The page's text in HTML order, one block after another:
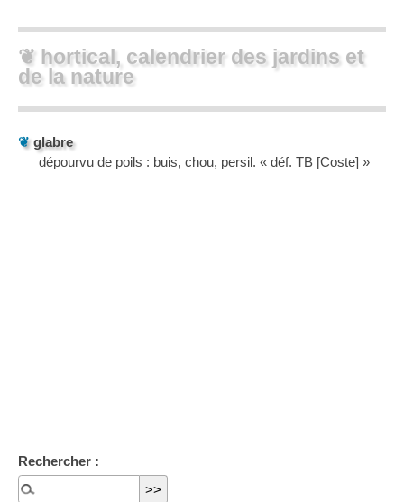
❦ hortical, calendrier des jardins et
de la nature
❦glabre
dépourvu de poils : buis, chou, persil. « déf. TB [Coste] »
Rechercher :